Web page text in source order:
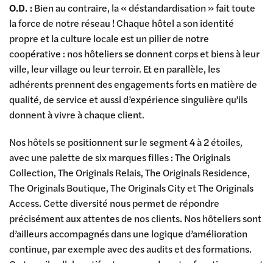
O.D. :Bien au contraire, la « déstandardisation » fait toute
la force de notre réseau ! Chaque hôtel a son identité
propre et la culture locale est un pilier de notre
coopérative : nos hôteliers se donnent corps et biens à leur
ville, leur village ou leur terroir. Et en parallèle, les
adhérents prennent des engagements forts en matière de
qualité, de service et aussi d’expérience singulière qu’ils
donnent à vivre à chaque client.
Nos hôtels se positionnent sur le segment 4 à 2 étoiles,
avec une palette de six marques filles : The Originals
Collection, The Originals Relais, The Originals Residence,
The Originals Boutique, The Originals City et The Originals
Access. Cette diversité nous permet de répondre
précisément aux attentes de nos clients. Nos hôteliers sont
d’ailleurs accompagnés dans une logique d’amélioration
continue, par exemple avec des audits et des formations.